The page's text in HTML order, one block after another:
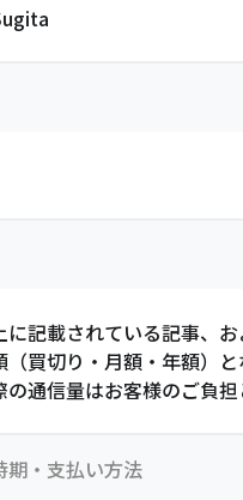
に記載されている記事、
（買切り・月額・年額）
通信量はお客様のご負担
期・支払い方法